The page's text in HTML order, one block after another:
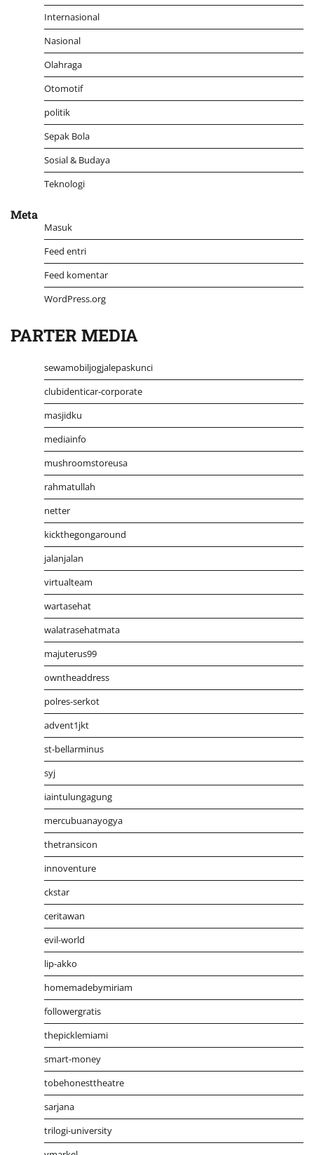
Internasional
Nasional
Olahraga
Otomotif
politik
Sepak Bola
Sosial & Budaya
Teknologi
Meta
Masuk
Feed entri
Feed komentar
WordPress.org
PARTER MEDIA
sewamobiljogjalepaskunci
clubidenticar-corporate
masjidku
mediainfo
mushroomstoreusa
rahmatullah
netter
kickthegongaround
jalanjalan
virtualteam
wartasehat
walatrasehatmata
majuterus99
owntheaddress
polres-serkot
advent1jkt
st-bellarminus
syj
iaintulungagung
mercubuanayogya
thetransicon
innoventure
ckstar
ceritawan
evil-world
lip-akko
homemadebymiriam
followergratis
thepicklemiami
smart-money
tobehonesttheatre
sarjana
trilogi-university